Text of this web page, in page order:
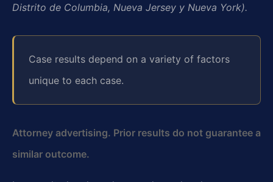
Distrito de Columbia, Nueva Jersey y Nueva York).
Case results depend on a variety of factors
unique to each case.
Attorney advertising. Prior results do not guarantee a
similar outcome.